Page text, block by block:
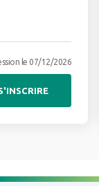
le 07/12/2026